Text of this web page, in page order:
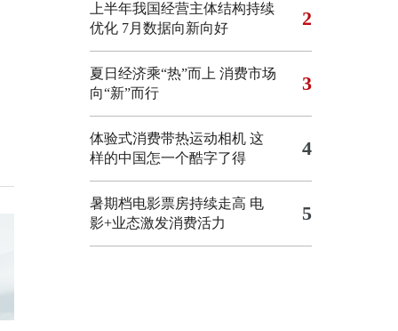
上半年我国经营主体结构持续
优化 7月数据向新向好 2
夏日经济乘“热”而上 消费市场
向“新”而行
3
体验式消费带热运动相机 这
样的中国怎一个酷字了得
4
暑期档电影票房持续走高 电
影+业态激发消费活力
5